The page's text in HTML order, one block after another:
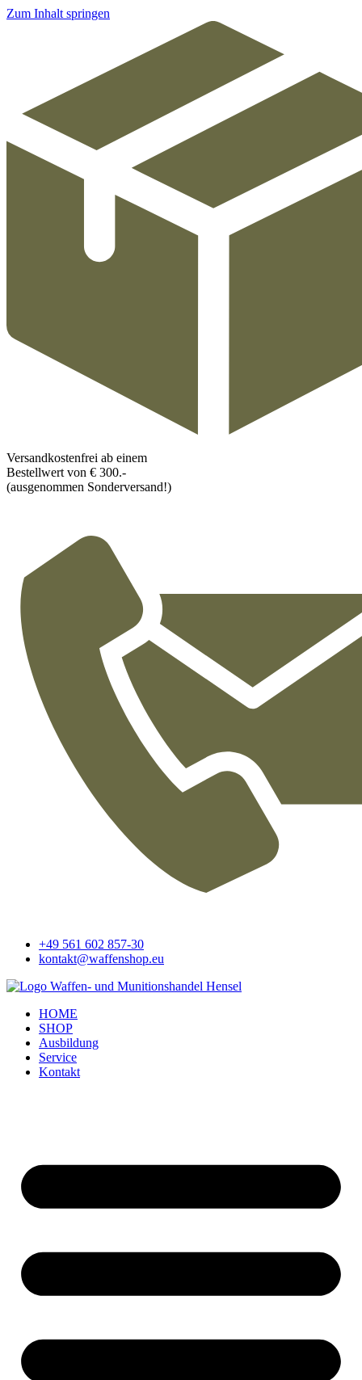
Zum Inhalt springen
Versandkostenfrei ab einem
Bestellwert von € 300.-
(ausgenommen Sonderversand!)
+49 561 602 857-30
kontakt@waffenshop.eu
HOME
SHOP
Ausbildung
Service
Kontakt